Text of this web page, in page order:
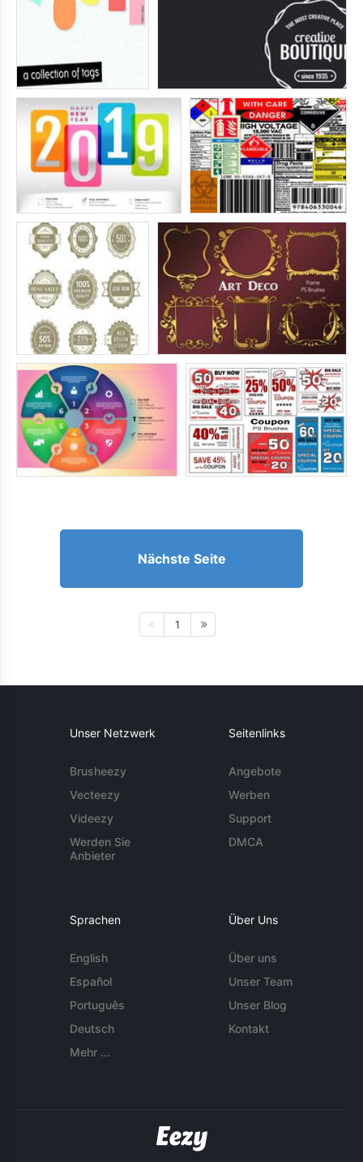
Nächste Seite
1
Unser Netzwerk
Brusheezy
Vecteezy
Videezy
Werden Sie
Anbieter
Seitenlinks
Angebote
Werben
Support
DMCA
Sprachen
English
Español
Português
Deutsch
Mehr ...
Über Uns
Über uns
Unser Team
Unser Blog
Kontakt